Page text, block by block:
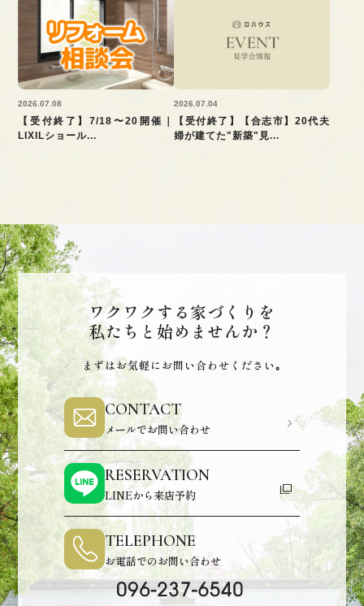
2026.07.08
【受付終了】7/18〜20開催｜
LIXILショール...
2026.07.04
【受付終了】【合志市】20代夫
婦が建てた"新築"見...
ワクワクする家づくりを
私たちと始めませんか？
まずはお気軽にお問い合わせください｡
CONTACT
メールでお問い合わせ
RESERVATION
LINEから来店予約
TELEPHONE
お電話でのお問い合わせ